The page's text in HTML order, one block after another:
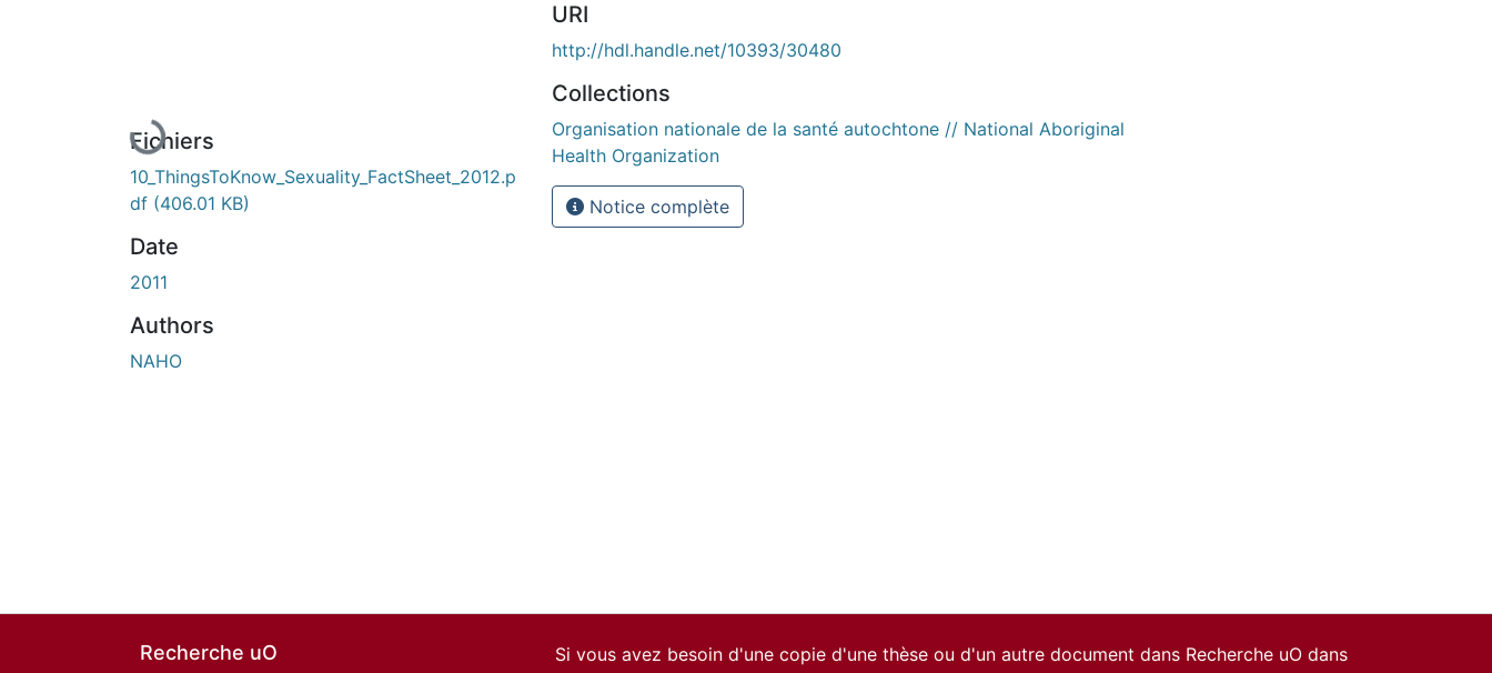
En cours de chargement...
Fichiers
10_ThingsToKnow_Sexuality_FactSheet_2012.p
df (406.01 KB)
Date
2011
Authors
NAHO
URI
http://hdl.handle.net/10393/30480
Collections
Organisation nationale de la santé autochtone // National Aboriginal
Health Organization
Notice complète
Recherche uO
Si vous avez besoin d'une copie d'une thèse ou d'un autre document dans Recherche uO dans